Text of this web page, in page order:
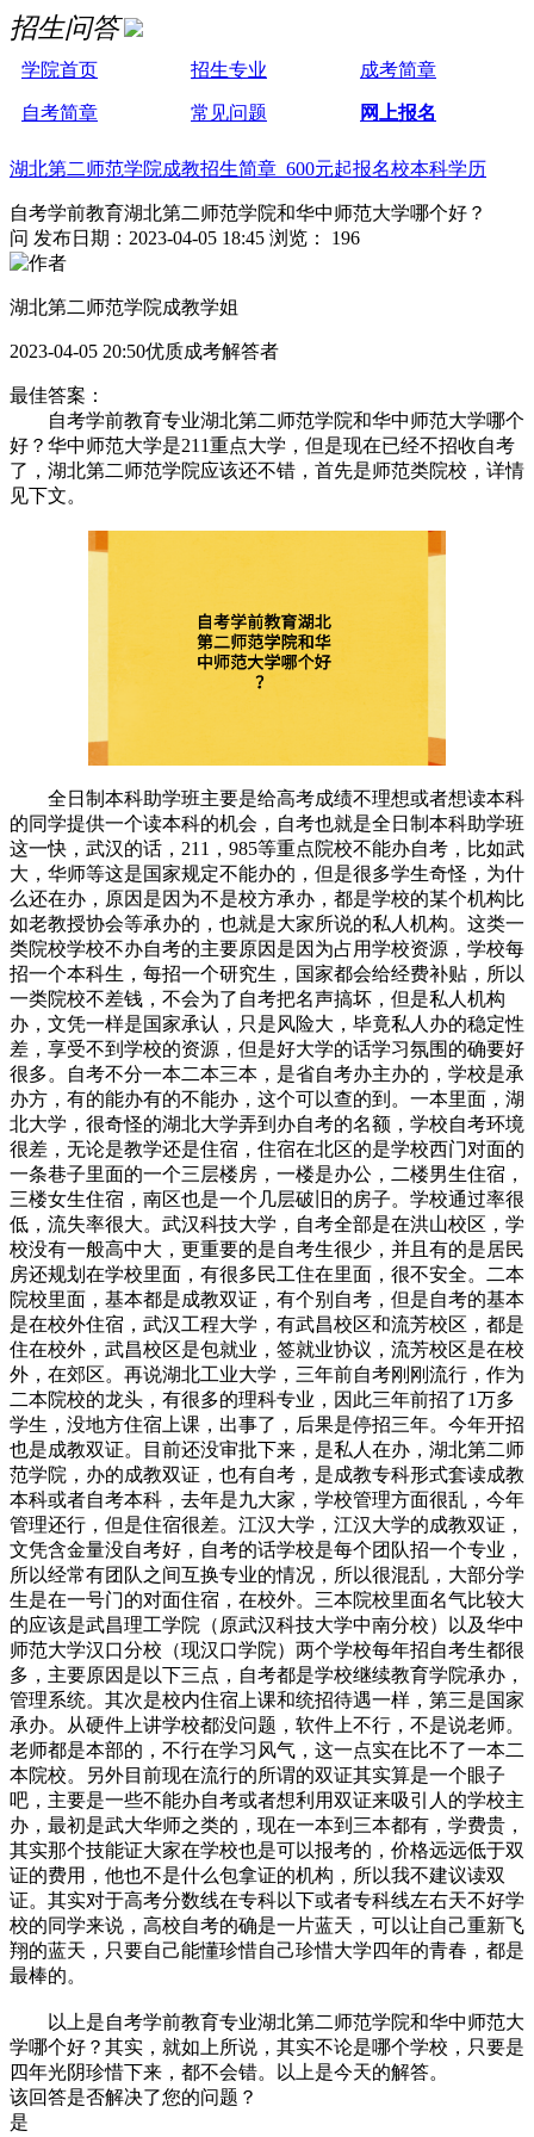
招生问答
学院首页 招生专业 成考简章
自考简章 常见问题 网上报名
湖北第二师范学院成教招生简章 600元起报名校本科学历
自考学前教育湖北第二师范学院和华中师范大学哪个好？
问 发布日期：2023-04-05 18:45 浏览： 196
湖北第二师范学院成教学姐
2023-04-05 20:50优质成考解答者
最佳答案：
自考学前教育专业湖北第二师范学院和华中师范大学哪个
好？华中师范大学是211重点大学，但是现在已经不招收自考
了，湖北第二师范学院应该还不错，首先是师范类院校，详情
见下文。
全日制本科助学班主要是给高考成绩不理想或者想读本科
的同学提供一个读本科的机会，自考也就是全日制本科助学班
这一快，武汉的话，211，985等重点院校不能办自考，比如武
大，华师等这是国家规定不能办的，但是很多学生奇怪，为什
么还在办，原因是因为不是校方承办，都是学校的某个机构比
如老教授协会等承办的，也就是大家所说的私人机构。这类一
类院校学校不办自考的主要原因是因为占用学校资源，学校每
招一个本科生，每招一个研究生，国家都会给经费补贴，所以
一类院校不差钱，不会为了自考把名声搞坏，但是私人机构
办，文凭一样是国家承认，只是风险大，毕竟私人办的稳定性
差，享受不到学校的资源，但是好大学的话学习氛围的确要好
很多。自考不分一本二本三本，是省自考办主办的，学校是承
办方，有的能办有的不能办，这个可以查的到。一本里面，湖
北大学，很奇怪的湖北大学弄到办自考的名额，学校自考环境
很差，无论是教学还是住宿，住宿在北区的是学校西门对面的
一条巷子里面的一个三层楼房，一楼是办公，二楼男生住宿，
三楼女生住宿，南区也是一个几层破旧的房子。学校通过率很
低，流失率很大。武汉科技大学，自考全部是在洪山校区，学
校没有一般高中大，更重要的是自考生很少，并且有的是居民
房还规划在学校里面，有很多民工住在里面，很不安全。二本
院校里面，基本都是成教双证，有个别自考，但是自考的基本
是在校外住宿，武汉工程大学，有武昌校区和流芳校区，都是
住在校外，武昌校区是包就业，签就业协议，流芳校区是在校
外，在郊区。再说湖北工业大学，三年前自考刚刚流行，作为
二本院校的龙头，有很多的理科专业，因此三年前招了1万多
学生，没地方住宿上课，出事了，后果是停招三年。今年开招
也是成教双证。目前还没审批下来，是私人在办，湖北第二师
范学院，办的成教双证，也有自考，是成教专科形式套读成教
本科或者自考本科，去年是九大家，学校管理方面很乱，今年
管理还行，但是住宿很差。江汉大学，江汉大学的成教双证，
文凭含金量没自考好，自考的话学校是每个团队招一个专业，
所以经常有团队之间互换专业的情况，所以很混乱，大部分学
生是在一号门的对面住宿，在校外。三本院校里面名气比较大
的应该是武昌理工学院（原武汉科技大学中南分校）以及华中
师范大学汉口分校（现汉口学院）两个学校每年招自考生都很
多，主要原因是以下三点，自考都是学校继续教育学院承办，
管理系统。其次是校内住宿上课和统招待遇一样，第三是国家
承办。从硬件上讲学校都没问题，软件上不行，不是说老师。
老师都是本部的，不行在学习风气，这一点实在比不了一本二
本院校。另外目前现在流行的所谓的双证其实算是一个眼子
吧，主要是一些不能办自考或者想利用双证来吸引人的学校主
办，最初是武大华师之类的，现在一本到三本都有，学费贵，
其实那个技能证大家在学校也是可以报考的，价格远远低于双
证的费用，他也不是什么包拿证的机构，所以我不建议读双
证。其实对于高考分数线在专科以下或者专科线左右天不好学
校的同学来说，高校自考的确是一片蓝天，可以让自己重新飞
翔的蓝天，只要自己能懂珍惜自己珍惜大学四年的青春，都是
最棒的。
以上是自考学前教育专业湖北第二师范学院和华中师范大
学哪个好？其实，就如上所说，其实不论是哪个学校，只要是
四年光阴珍惜下来，都不会错。以上是今天的解答。
该回答是否解决了您的问题？
是